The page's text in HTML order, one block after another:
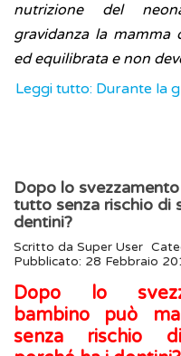
nutrizione del
gravidanza la mamma
ed equilibrata e non
Leggi tutto: Durante la
Dopo lo
tutto senza rischio di
dentini?
Scritto da Super User
Pubblicato: 28 Febbraio
Dopo lo
bambino può
senza rischio